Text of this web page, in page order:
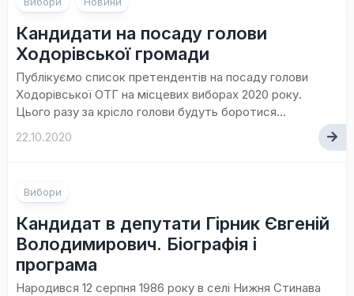
Кандидати на посаду голови
Ходорівської громади
Публікуємо список претендентів на посаду голови
Ходорівської ОТГ на місцевих виборах 2020 року.
Цього разу за крісло голови будуть боротися...
22.10.2020
Вибори
Кандидат в депутати Гірник Євгеній
Володимирович. Біографія і
програма
Народився 12 серпня 1986 року в селі Нижня Стинава